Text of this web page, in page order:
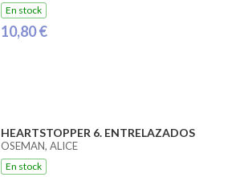
En stock
10,80 €
HEARTSTOPPER 6. ENTRELAZADOS
OSEMAN, ALICE
En stock